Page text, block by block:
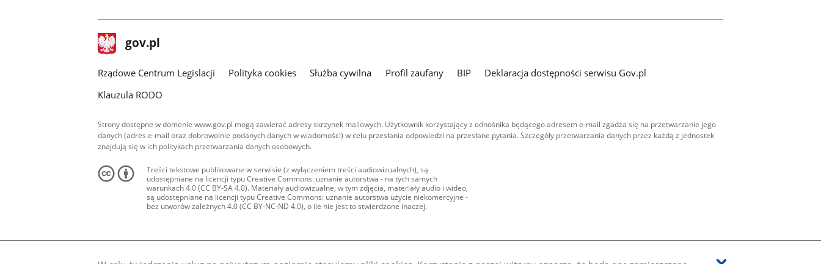
stopka
gov.pl Strona
gov.pl
Rządowe Centrum Legislacji Polityka cookies Służba cywilna Profil zaufany BIP
Deklaracja dostępności serwisu Gov.pl
Klauzula RODO
Strony dostępne w domenie www.gov.pl mogą zawierać adresy skrzynek mailowych. Użytkownik korzystający z odnośnika będącego adresem e-mail zgadza się na przetwarzanie jego
danych (adres e-mail oraz dobrowolnie podanych danych w wiadomości) w celu przesłania odpowiedzi na przesłane pytania. Szczegóły przetwarzania danych przez każdą z jednostek
znajdują się w ich politykach przetwarzania danych osobowych.
Treści tekstowe publikowane w serwisie (z wyłączeniem treści audiowizualnych), są
udostępniane na licencji typu Creative Commons: uznanie autorstwa - na tych samych
warunkach 4.0 (CC BY-SA 4.0). Materiały audiowizualne, w tym zdjęcia, materiały audio i wideo,
są udostępniane na licencji typu Creative Commons: uznanie autorstwa użycie niekomercyjne -
bez utworów zależnych 4.0 (CC BY-NC-ND 4.0), o ile nie jest to stwierdzone inaczej.